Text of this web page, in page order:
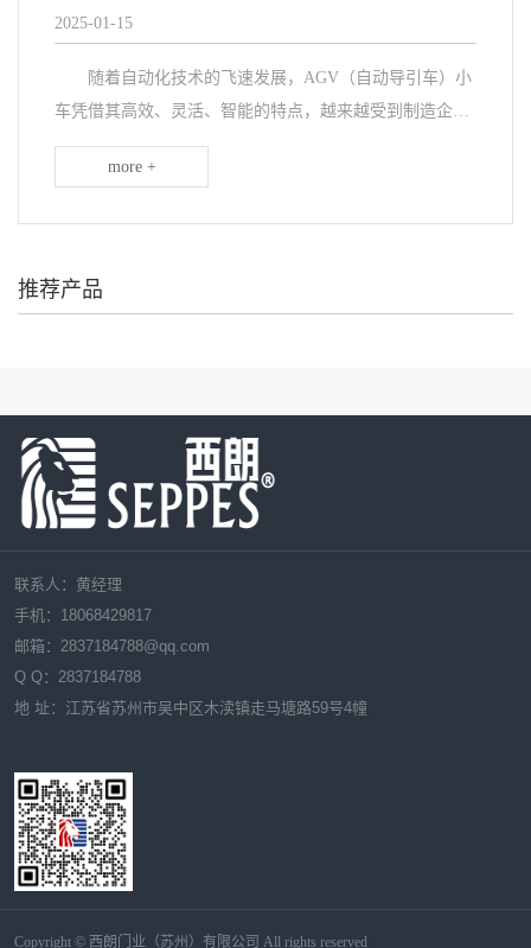
2025-01-15
随着自动化技术的飞速发展，AGV（自动导引车）小
车凭借其高效、灵活、智能的特点，越来越受到制造企业
的青睐。AGV小车的应用不仅降低了人力成本，更显著提
升了生产效率，缩短了投资回报周期。然而，在AG...
more +
推荐产品
联系人：黄经理
手机：18068429817
邮箱： 2837184788@qq.com
Q Q： 2837184788
地 址：江苏省苏州市吴中区木渎镇走马塘路59号4幢
Copyright © 西朗门业（苏州）有限公司 All rights reserved